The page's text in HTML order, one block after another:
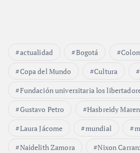
actualidad Bogotá
Copa del Mundo
Cultura
Fundación universitaria los
Gustavo Petro
Hasbreidy
Laura Jácome
mundial
Naidelith Zamora
Nixon